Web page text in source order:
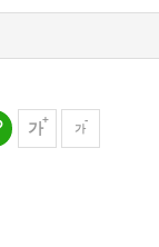
가 가